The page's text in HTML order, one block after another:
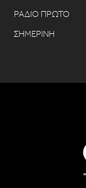
ΡΑΔΙΟ ΠΡΩΤΟ
ΣΗΜΕΡΙΝΗ